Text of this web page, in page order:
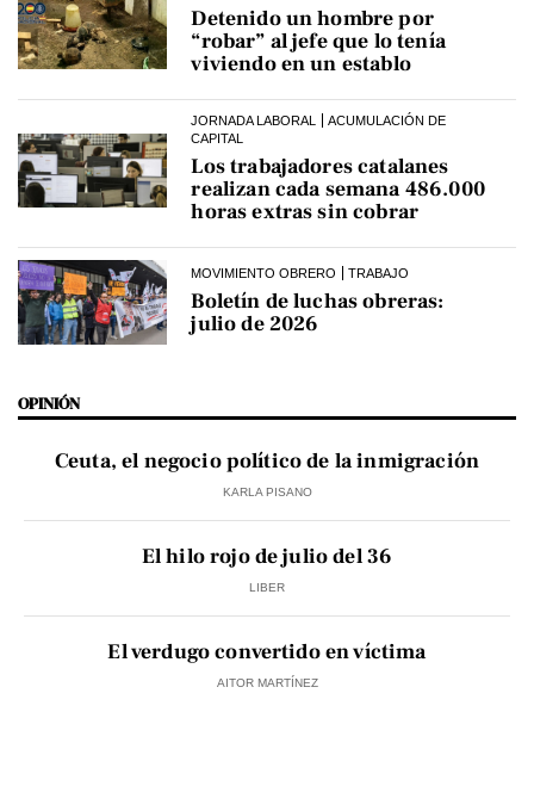
Detenido un hombre por
“robar” al jefe que lo tenía
viviendo en un establo
JORNADA LABORAL
ACUMULACIÓN DE
CAPITAL
Los trabajadores catalanes
realizan cada semana 486.000
horas extras sin cobrar
MOVIMIENTO OBRERO TRABAJO
Boletín de luchas obreras:
julio de 2026
OPINIÓN
Ceuta, el negocio político de la inmigración
KARLA PISANO
El hilo rojo de julio del 36
LIBER
El verdugo convertido en víctima
AITOR MARTÍNEZ